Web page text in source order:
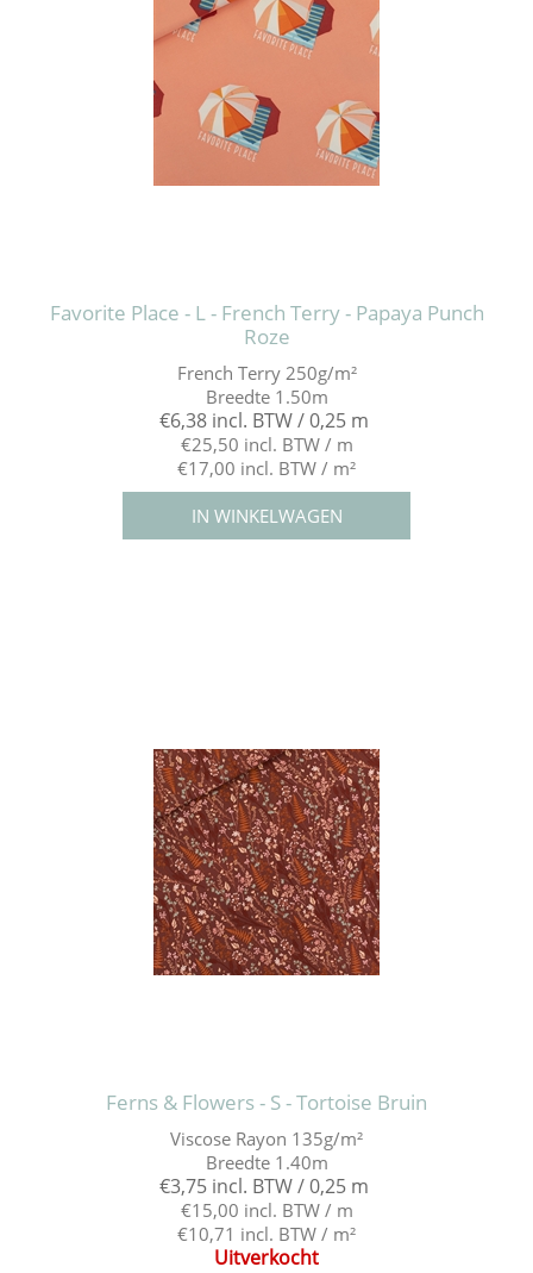
Favorite Place - L - French Terry - Papaya Punch
Roze
French Terry 250g/m²
Breedte 1.50m
€6,38 incl. BTW / 0,25 m
€25,50 incl. BTW / m
€17,00 incl. BTW / m²
Ferns & Flowers - S - Tortoise Bruin
Viscose Rayon 135g/m²
Breedte 1.40m
€3,75 incl. BTW / 0,25 m
€15,00 incl. BTW / m
€10,71 incl. BTW / m²
Uitverkocht